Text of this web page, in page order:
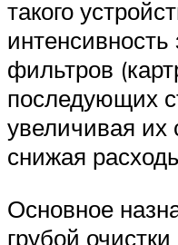
такого
интенсивность
фильтров
последующих
увеличивая их
снижая
Основное
грубой